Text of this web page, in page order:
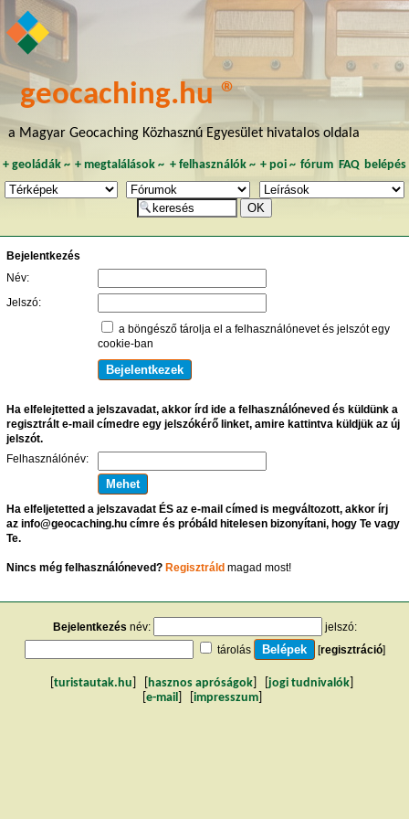
geocaching.hu ®
a Magyar Geocaching Közhasznú Egyesület hivatalos oldala
+ geoládák~ +megtalálások ~ + felhasználók~ + poi~ fórum FAQ belépés
Bejelentkezés
Név:
Jelszó:
a böngésző tárolja el a felhasználónevet és jelszót egy
cookie-ban
Ha elfelejtetted a jelszavadat, akkor írd ide a felhasználóneved és küldünk a
regisztrált e-mail címedre egy jelszókérő linket, amire kattintva küldjük az új
jelszót.
Felhasználónév:
Ha elfeljetetted a jelszavadat ÉS az e-mail címed is megváltozott, akkor írj
az info@geocaching.hu címre és próbáld hitelesen bizonyítani, hogy Te vagy
Te.
Nincs még felhasználóneved? Regisztráld magad most!
Bejelentkezés név:
jelszó:
tárolás
[regisztráció]
turistautak.hu hasznos apróságok jogi tudnivalók
e-mail impresszum]